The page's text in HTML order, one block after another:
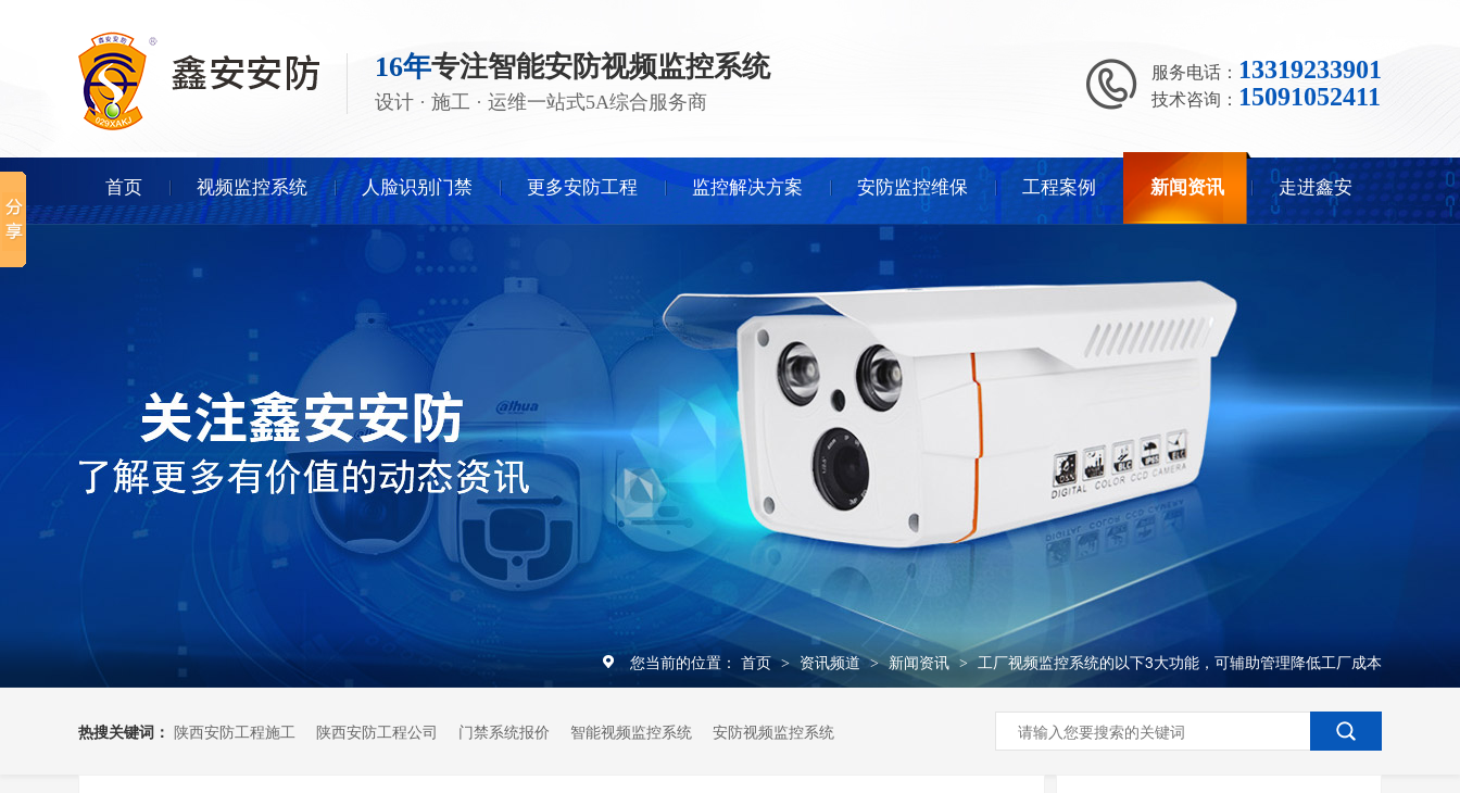
16年专注智能安防视频监控系统
设计 · 施工 · 运维一站式5A综合服务商
服务电话： 13319233901
技术咨询： 15091052411
首页 视频监控系统 人脸识别门禁 更多安防工程 监控解决方案 安防监控维保 工程案例 新闻资讯 走进鑫安
您当前的位置： 首页 > 资讯频道 > 新闻资讯 > 工厂视频监控系统的以下3大功能，可辅助管理降低工厂成本
热搜关键词： 陕西安防工程施工 陕西安防工程公司 门禁系统报价 智能视频监控系统 安防视频监控系统